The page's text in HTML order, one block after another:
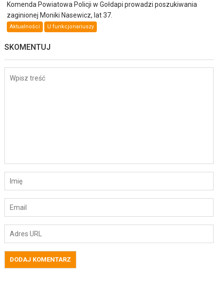
Komenda Powiatowa Policji w Gołdapi prowadzi poszukiwania
zaginionej Moniki Nasewicz, lat 37.
Aktualności U funkcjonariuszy
SKOMENTUJ